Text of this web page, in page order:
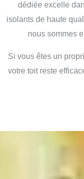
dédiée excelle
isolants de haute
nous sommes
Si vous êtes un
votre toit reste